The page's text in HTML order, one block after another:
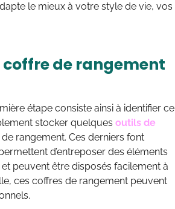
le mieux à votre style de vie, vos
de rangement
étape consiste ainsi à identifier ce
stocker quelques outils de
rangement. Ces derniers font
d’entreposer des éléments
peuvent être disposés facilement à
ces coffres de rangement peuvent